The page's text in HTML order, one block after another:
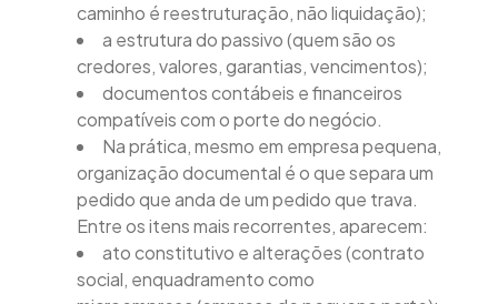
caminho é reestruturação, não liquidação);
a estrutura do passivo (quem são os
credores, valores, garantias, vencimentos);
documentos contábeis e financeiros
compatíveis com o porte do negócio.
Na prática, mesmo em empresa pequena,
organização documental é o que separa um
pedido que anda de um pedido que trava.
Entre os itens mais recorrentes, aparecem:
ato constitutivo e alterações (contrato
social, enquadramento como